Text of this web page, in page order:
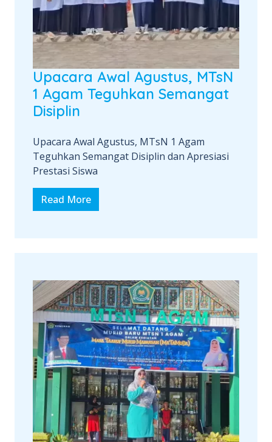
Upacara Awal Agustus, MTsN
1 Agam Teguhkan Semangat
Disiplin
Upacara Awal Agustus, MTsN 1 Agam
Teguhkan Semangat Disiplin dan Apresiasi
Prestasi Siswa
Read More